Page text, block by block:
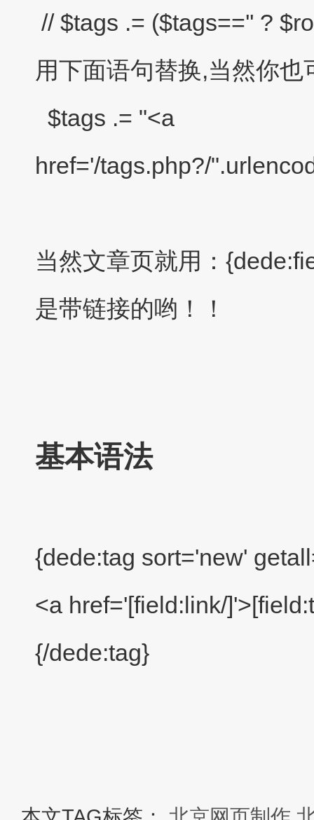
// $tags .= ($tags=='' ?
用下面语句替换,当然你
$tags .= "<a
href='/tags.php?/
当然文章页就用：
是带链接的哟！！
基本语法
{dede:tag sort='new'
<a href='[field:link/
{/dede:tag}